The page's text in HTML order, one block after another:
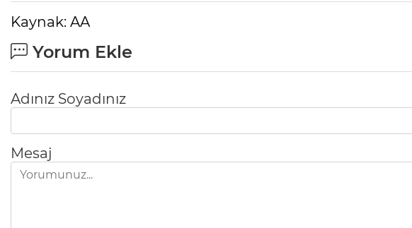
Kaynak: AA
Yorum Ekle
Adınız Soyadınız
Mesaj